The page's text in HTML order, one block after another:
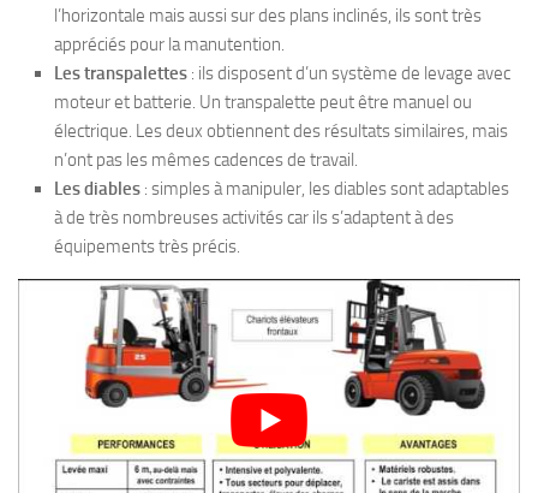
l’horizontale mais aussi sur des plans inclinés, ils sont très
appréciés pour la manutention.
Les transpalettes : ils disposent d’un système de levage avec
moteur et batterie. Un transpalette peut être manuel ou
électrique. Les deux obtiennent des résultats similaires, mais
n’ont pas les mêmes cadences de travail.
Les diables : simples à manipuler, les diables sont adaptables
à de très nombreuses activités car ils s’adaptent à des
équipements très précis.